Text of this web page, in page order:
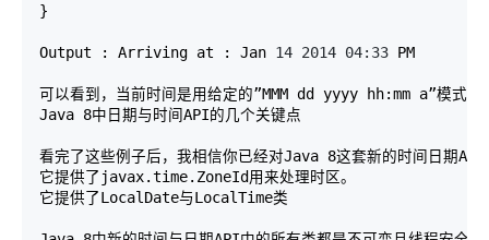
}
Output : Arriving at : Jan 14 2014 04:33 PM
可以看到，当前时间是用给定的”MMM dd yyyy hh:mm a”模式来
Java 8中日期与时间API的几个关键点
看完了这些例子后，我相信你已经对Java 8这套新的时间日期
它提供了javax.time.ZoneId用来处理时区。
它提供了LocalDate与LocalTime类